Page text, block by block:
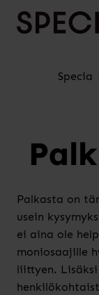
Siirry sisältöön
Specia
Palkasta on
usein
ei aina ole
moniosaajille
liittyen.